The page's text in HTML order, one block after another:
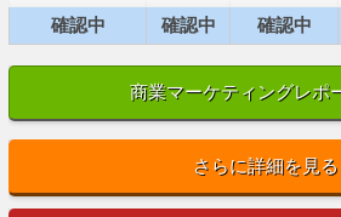
確認中 確認中 確認中
商業マーケティングレポ
さらに詳細を見る